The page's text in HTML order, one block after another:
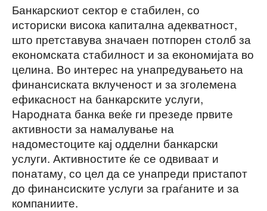
Банкарскиот сектор е стабилен, со
историски висока капитална адекватност,
што претставува значаен потпорен столб за
економската стабилност и за економијата во
целина. Во интерес на унапредувањето на
финансиската вклученост и за зголемена
ефикасност на банкарските услуги,
Народната банка веќе ги презеде првите
активности за намалување на
надоместоците кај одделни банкарски
услуги. Активностите ќе се одвиваат и
понатаму, со цел да се унапреди пристапот
до финансиските услуги за граѓаните и за
компаниите.